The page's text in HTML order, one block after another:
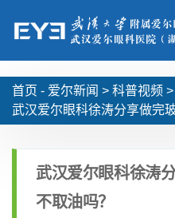
首页 - 爱尔新闻 > 科普视频 >
武汉爱尔眼科徐涛分享做完
武汉爱尔眼科徐涛
不取油吗？